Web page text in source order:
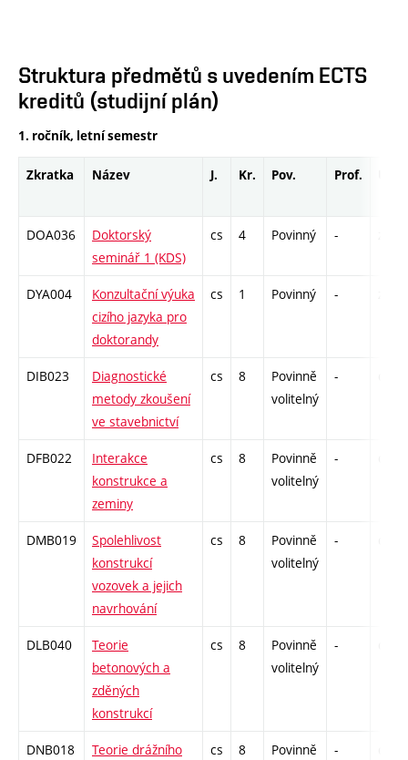
Struktura předmětů s uvedením ECTS
kreditů (studijní plán)
1. ročník, letní semestr
Zkratka Název J. Kr. Pov. Prof.
DOA036
Doktorský
seminář 1 (KDS)
cs 4 Povinný -
DYA004
Konzultační výuka
cizího jazyka pro
doktorandy
cs 1 Povinný -
DIB023
Diagnostické
metody zkoušení
ve stavebnictví
cs 8
Povinně
volitelný
-
DFB022
Interakce
konstrukce a
zeminy
cs 8
Povinně
volitelný
-
DMB019
Spolehlivost
konstrukcí
vozovek a jejich
navrhování
cs 8
Povinně
volitelný
-
DLB040
Teorie
betonových a
zděných
konstrukcí
cs 8
Povinně
volitelný
-
DNB018
Teorie drážního
cs 8
Povinně
-